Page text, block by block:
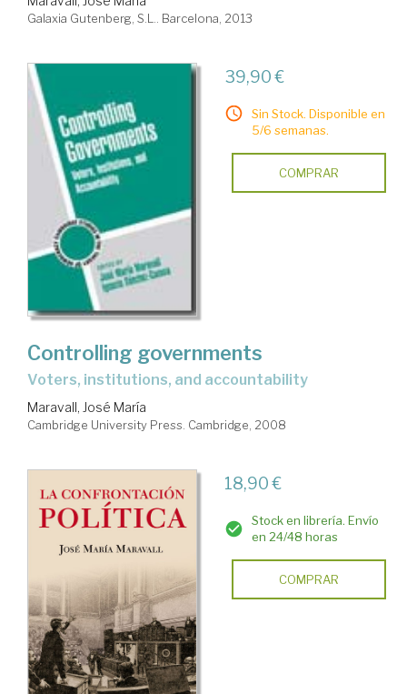
Galaxia Gutenberg, S.L.. Barcelona, 2013
39,90 €
Sin Stock. Disponible en
5/6 semanas.
COMPRAR
Controlling governments
voters, institutions, and accountability
Maravall, José María
Cambridge University Press. Cambridge, 2008
18,90 €
Stock en librería. Envío
en 24/48 horas
COMPRAR